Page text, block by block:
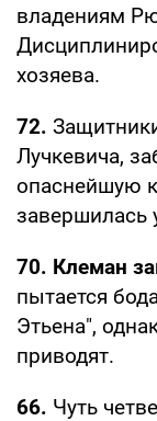
владениям
хозяева.
72.
Лучкевича,
опаснейшую
завершилась
70. Клеман
пытается
Этьена",
приводят.
66. Чуть